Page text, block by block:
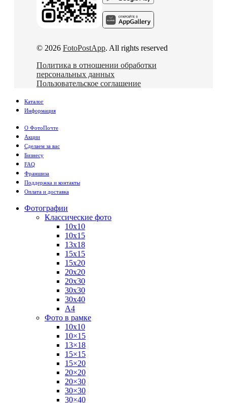
© 2026 FotoPostApp. All rights reserved
Политика в отношении обработки
персональных данных
Пользовательское соглашение
Каталог
Информация
О ФотоПочте
Акции
Сделаем за вас
Бизнесу
FAQ
Франшиза
Поддержка и контакты
Оплата и доставка
Фотографии
Классические фото
10х10
10х15
13х18
15х15
15х20
20х20
20х30
30х30
30х40
А4
Фото в рамке
10х10
10×15
13×18
15×15
15×20
20×20
20×30
30×30
30×40